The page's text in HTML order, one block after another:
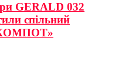
GERALD 032
спільний